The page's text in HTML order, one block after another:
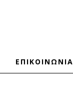
ΕΠΙΚΟΙΝΩΝΙΑ